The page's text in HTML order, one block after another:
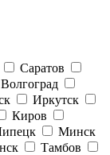
Саратов
Волгоград
Иркутск
Киров
Минск
Тамбов